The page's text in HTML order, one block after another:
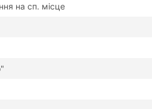
на сп. місце